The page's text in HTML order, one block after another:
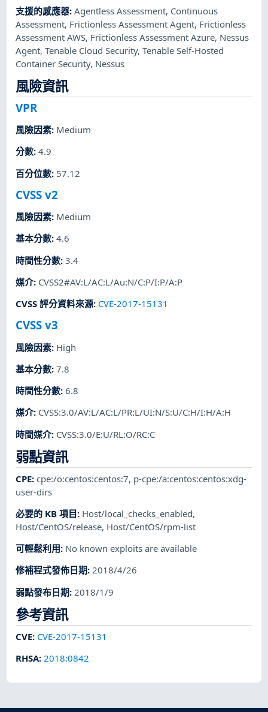
支援的感應器:Agentless Assessment, Continuous
Assessment, Frictionless Assessment Agent, Frictionless
Assessment AWS, Frictionless Assessment Azure, Nessus
Agent,Tenable Cloud Security,Tenable Self-Hosted
Container Security, Nessus
風險資訊
VPR
風險因素: Medium
分數:4.9
百分位數: 57.12
CVSS v2
風險因素: Medium
基本分數:4.6
時間性分數:3.4
媒介: CVSS2#AV:L/AC:L/Au:N/C:P/I:P/A:P
CVSS 評分資料來源: CVE-2017-15131
CVSS v3
風險因素: High
基本分數:7.8
時間性分數:6.8
媒介: CVSS:3.0/AV:L/AC:L/PR:L/UI:N/S:U/C:H/I:H/A:H
時間媒介: CVSS:3.0/E:U/RL:O/RC:C
弱點資訊
CPE:cpe:/o:centos:centos:7, p-cpe:/a:centos:centos:xdg-
user-dirs
必要的 KB 項目: Host/local_checks_enabled,
Host/CentOS/release, Host/CentOS/rpm-list
可輕鬆利用: No known exploits are available
修補程式發佈日期:2018/4/26
弱點發布日期: 2018/1/9
參考資訊
CVE: CVE-2017-15131
RHSA: 2018:0842